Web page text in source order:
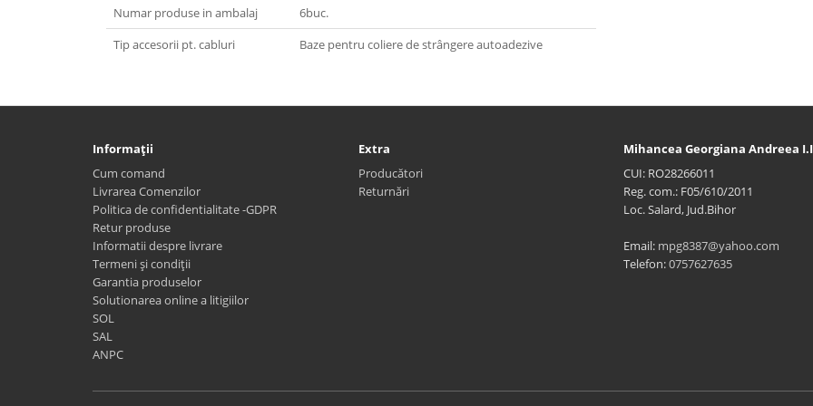
Numar produse in ambalaj
6buc.
Tip accesorii pt. cabluri
Baze pentru coliere de strângere autoadezive
Informaţii
Cum comand
Livrarea Comenzilor
Politica de confidentialitate -GDPR
Retur produse
Informatii despre livrare
Termeni și condiții
Garantia produselor
Solutionarea online a litigiilor
SOL
SAL
ANPC
Extra
Producători
Returnări
Mihancea Georgiana Andreea
CUI: RO28266011
Reg. com.: F05/610/2011
Loc. Salard, Jud.Bihor
Email: mpg8387@yahoo.com
Telefon:0757627635